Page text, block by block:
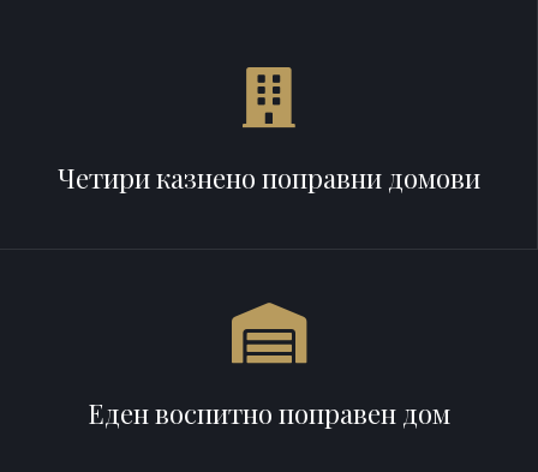
Четири казнено поправни домови
Еден воспитно поправен дом